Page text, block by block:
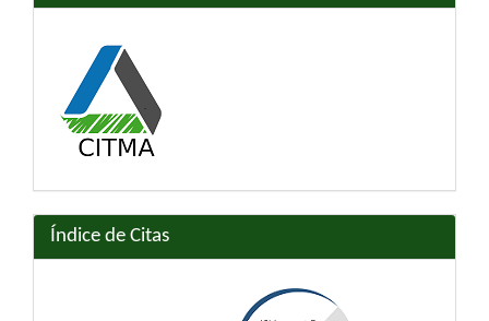
Índice de Citas